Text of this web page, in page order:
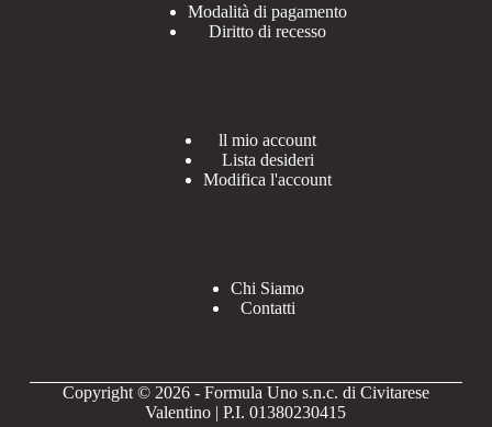
Modalità di pagamento
Diritto di recesso
ll mio account
Lista desideri
Modifica l'account
Chi Siamo
Contatti
Copyright © 2026 - Formula Uno s.n.c. di Civitarese
Valentino | P.I. 01380230415